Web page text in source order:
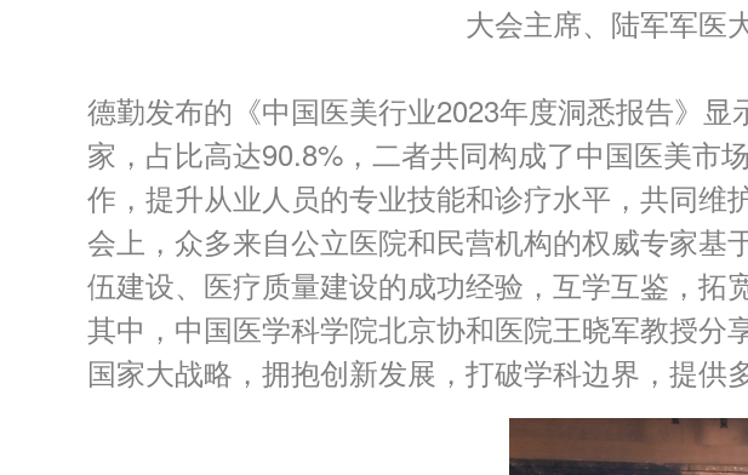
大会主席、陆军军医
德勤发布的《中国医美行业2023年度洞悉报告》
家，占比高达90.8%，二者共同构成了中国医美市
作，提升从业人员的专业技能和诊疗水平，共同维
会上，众多来自公立医院和民营机构的权威专家基
伍建设、医疗质量建设的成功经验，互学互鉴，拓
其中，中国医学科学院北京协和医院王晓军教授
国家大战略，拥抱创新发展，打破学科边界，提供